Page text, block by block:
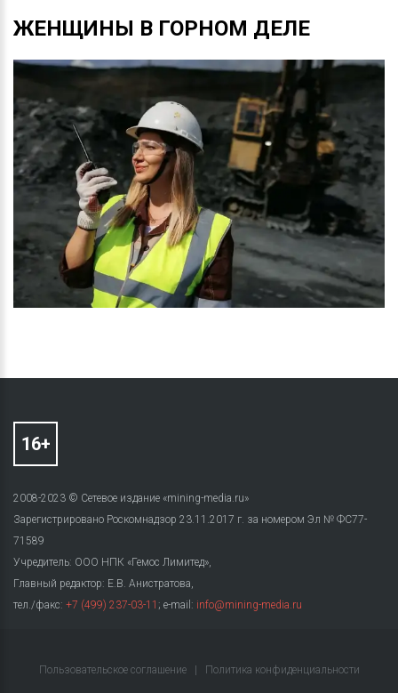
ЖЕНЩИНЫ В ГОРНОМ ДЕЛЕ
2008-2023 © Сетевое издание «mining-media.ru»
Зарегистрировано Роскомнадзор 23.11.2017 г. за номером Эл № ФС77-
71589
Учредитель: ООО НПК «Гемос Лимитед»,
Главный редактор: Е.В. Анистратова,
тел./факс: +7 (499) 237-03-11 ; e-mail: info@mining-media.ru
Пользовательское соглашение Политика конфиденциальности